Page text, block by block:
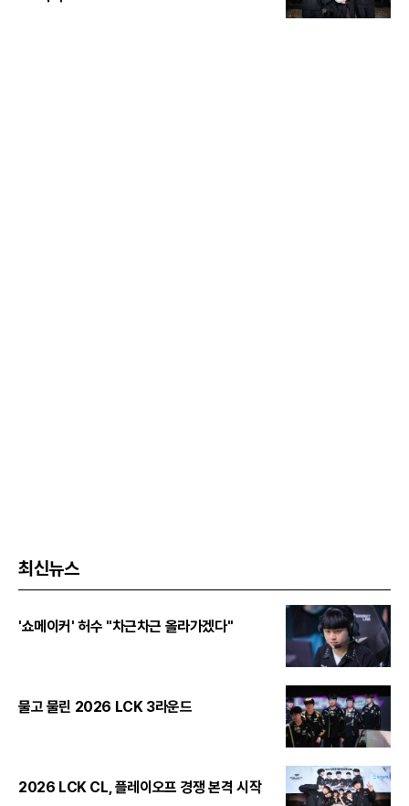
최신뉴스
'쇼메이커' 허수 "차근차근 올라가겠다"
물고 물린 2026 LCK 3라운드
2026 LCK CL, 플레이오프 경쟁 본격 시작